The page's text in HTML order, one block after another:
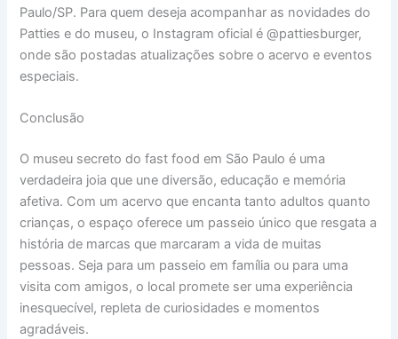
Paulo/SP. Para quem deseja acompanhar as novidades do
Patties e do museu, o Instagram oficial é @pattiesburger,
onde são postadas atualizações sobre o acervo e eventos
especiais.
Conclusão
O museu secreto do fast food em São Paulo é uma
verdadeira joia que une diversão, educação e memória
afetiva. Com um acervo que encanta tanto adultos quanto
crianças, o espaço oferece um passeio único que resgata a
história de marcas que marcaram a vida de muitas
pessoas. Seja para um passeio em família ou para uma
visita com amigos, o local promete ser uma experiência
inesquecível, repleta de curiosidades e momentos
agradáveis.